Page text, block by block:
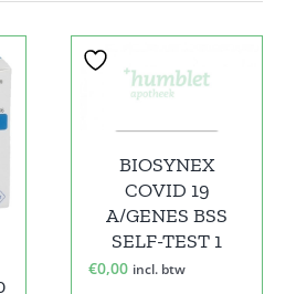
BIOSYNEX
COVID 19
A/GENES BSS
SELF-TEST 1
€0,00 incl. btw